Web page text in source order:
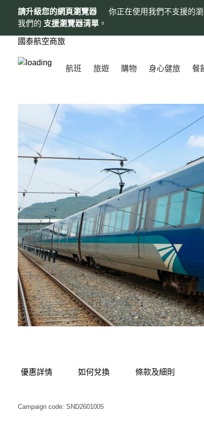
請升級您的網頁瀏覽器
你正在使用我們不支援的
我們的 支援瀏覽器清單 。
國泰航空商旅
航班 旅遊 購物 身心健旅 餐
優惠詳情 如何兌換 條款及細則
Campaign code: SND2601005